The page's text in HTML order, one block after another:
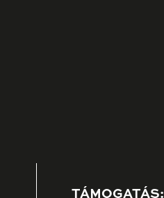
TÁMOGATÁS: